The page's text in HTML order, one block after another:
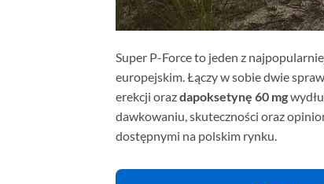
Super P-Force to jeden z
europejskim. Łączy w sobie dwie
erekcji orazdapoksetynę 60 mg
dawkowaniu, skuteczności oraz
dostępnymi na polskim rynku.